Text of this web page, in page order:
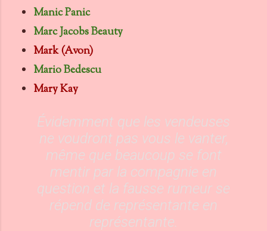
Manic Panic
Marc Jacobs Beauty
Mark (Avon)
Mario Bedescu
Mary Kay
Évidemment que les vendeuses
ne voudront pas vous le vanter,
même que beaucoup se font
mentir par la compagnie en
question et la fausse rumeur se
répend de représentante en
représentante.